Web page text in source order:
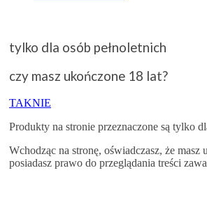
tylko dla osób pełnoletnich
czy masz ukończone 18 lat?
TAKNIE
Produkty na stronie przeznaczone są tylko
Wchodząc na stronę, oświadczasz, że masz
posiadasz prawo do przeglądania treści